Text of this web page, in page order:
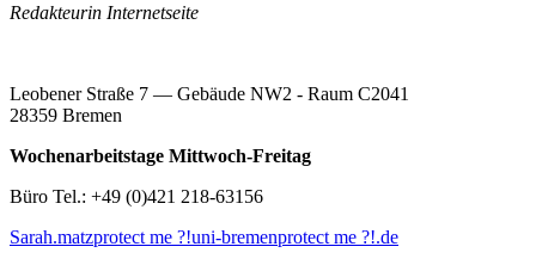
Redakteurin Internetseite
Leobener Straße 7 — Gebäude NW2 - Raum C2041
28359 Bremen
Wochenarbeitstage Mittwoch-Freitag
Büro Tel.: +49 (0)421 218-63156
Sarah.matzprotect me ?!uni-bremenprotect me ?!.de